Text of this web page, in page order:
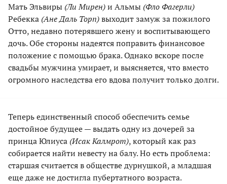
Мать Эльвиры (Ли Мирен)и Альмы (Фло Фагерли)
Ребекка (Ане Даль Торп)выходит замуж за пожилого
Отто, недавно потерявшего жену и воспитывающего
дочь. Обе стороны надеятся поправить финансовое
положение с помощью брака. Однако вскоре после
свадьбы мужчина умирает, и выясняется, что вместо
огромного наследства его вдова получит только долги.
Теперь единственный способ обеспечить семье
достойное будущее — выдать одну из дочерей за
принца Юлиуса (Исак Калмрот), который как раз
собирается найти невесту на балу. Но есть проблема:
старшая считается в обществе дурнушкой, а младшая
еще даже не достигла пубертатного возраста.